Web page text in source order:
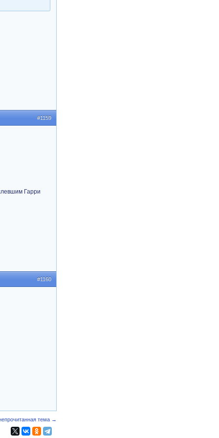
#1159
Гарри
#1160
тема →